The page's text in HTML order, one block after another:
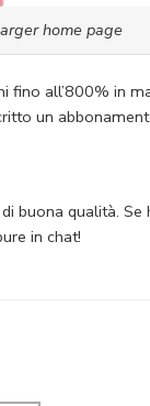
home page
all’800% in
un
buona qualità.
in chat!